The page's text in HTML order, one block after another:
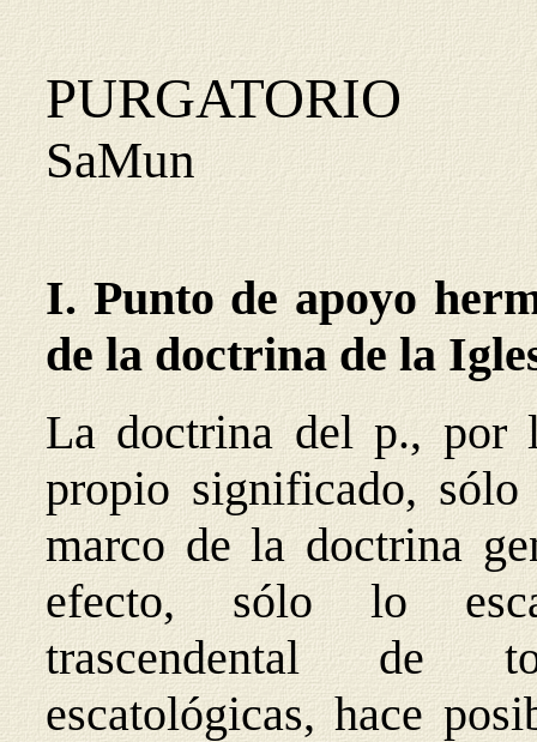
PURGATORIO
SaMun
I. Punto de apoyo
de la doctrina de la
La doctrina del p., por
propio significado, sólo
marco de la doctrina
efecto, sólo lo
trascendental de
escatológicas, hace